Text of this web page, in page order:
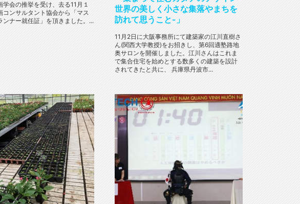
学会の推挙を受け、去る11月１
コンサルタント協会から「マス
ンナー就任証」を頂きました。...
世界の美しく小さな集落やまちを
訪れて思うこと-」
11月2日に大阪事務所にて建築家の江川直樹さ
ん(関西大学教授)をお招きし、第6回適塾路地
奥サロンを開催しました。江川さんはこれま
で集合住宅を始めとする数多くの建築を設計
されてきたと共に、 兵庫県丹波市...